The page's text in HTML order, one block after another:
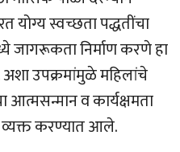
योग्य स्वच्छता पद्धतींचा
जागरूकता निर्माण करणे हा
अशा उपक्रमांमुळे महिलांचे
आत्मसन्मान व कार्यक्षमता
करण्यात आले.